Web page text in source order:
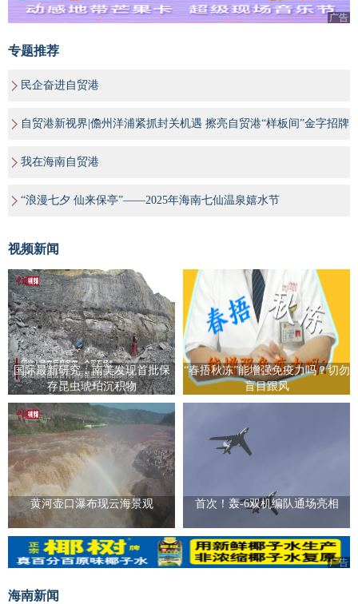
广告
专题推荐
民企奋进自贸港
自贸港新视界|儋州洋浦紧抓封关机遇 擦亮自贸港“样板间”金字招牌
我在海南自贸港
“浪漫七夕 仙来保亭”——2025年海南七仙温泉嬉水节
视频新闻
国际最新研究：南美发现首批保
存昆虫琥珀沉积物
“春捂秋冻”能增强免疫力吗？切勿
盲目跟风
黄河壶口瀑布现云海景观 首次！轰-6双机编队通场亮相
广告
海南新闻